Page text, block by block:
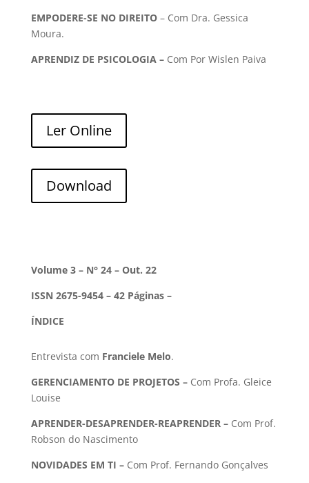
EMPODERE-SE NO DIREITO– Com Dra. Gessica
Moura.
APRENDIZ DE PSICOLOGIA – Com Por Wislen Paiva
Ler Online
Download
Volume 3 – N° 24 – Out. 22
ISSN 2675-9454 – 42 Páginas –
ÍNDICE
Entrevista com Franciele Melo.
GERENCIAMENTO DE PROJETOS – Com Profa. Gleice
Louise
APRENDER-DESAPRENDER-REAPRENDER – Com Prof.
Robson do Nascimento
NOVIDADES EM TI – Com Prof. Fernando Gonçalves